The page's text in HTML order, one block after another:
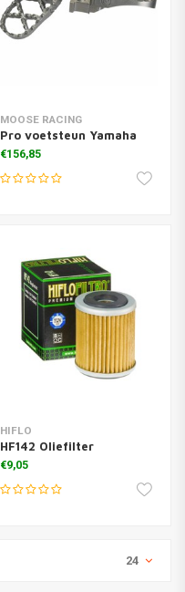
MOOSE RACING
Pro voetsteun Yamaha
€156,85
HIFLO
HF142 Oliefilter
€9,05
24